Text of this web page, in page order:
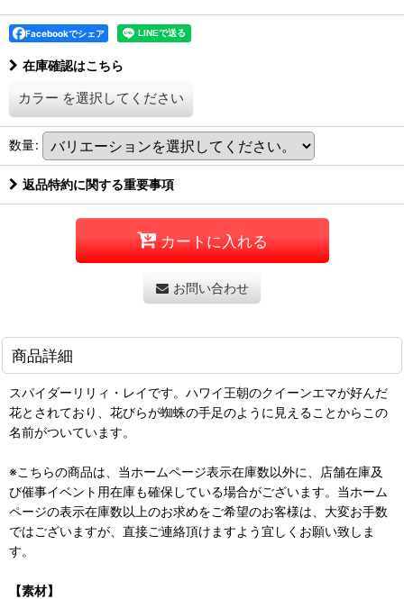
Facebookでシェア
在庫確認はこちら
カラー を選択してください
数量:
返品特約に関する重要事項
カートに入れる
お問い合わせ
商品詳細
スパイダーリリィ・レイです。ハワイ王朝のクイーンエマが好んだ
花とされており、花びらが蜘蛛の手足のように見えることからこの
名前がついています。
※こちらの商品は、当ホームページ表示在庫数以外に、店舗在庫及
び催事イベント用在庫も確保している場合がございます。当ホーム
ページの表示在庫数以上のお求めをご希望のお客様は、大変お手数
ではございますが、直接ご連絡頂けますよう宜しくお願い致しま
す。
【素材】